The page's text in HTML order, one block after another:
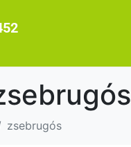
zsebrugós